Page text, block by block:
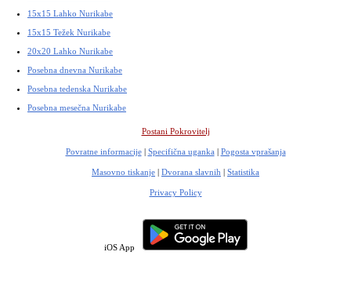
15x15 Lahko Nurikabe
15x15 Težek Nurikabe
20x20 Lahko Nurikabe
Posebna dnevna Nurikabe
Posebna tedenska Nurikabe
Posebna mesečna Nurikabe
Postani Pokrovitelj
Povratne informacije| Specifična uganka | Pogosta vprašanja
Masovno tiskanje | Dvorana slavnih | Statistika
Privacy Policy
iOS App